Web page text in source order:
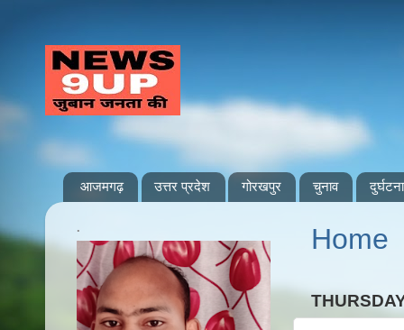
आजमगढ़ उत्तर प्रदेश गोरखपुर चुनाव दुर्घटना
Home
.